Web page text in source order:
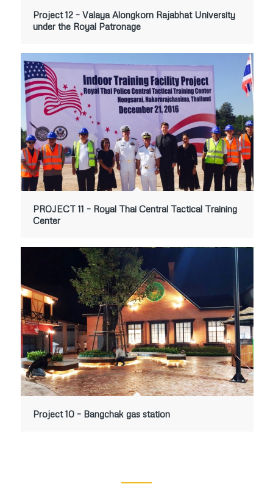
Project 12 – Valaya Alongkorn Rajabhat University
under the Royal Patronage
PROJECT 11 – Royal Thai Central Tactical Training
Center
Project 10 – Bangchak gas station